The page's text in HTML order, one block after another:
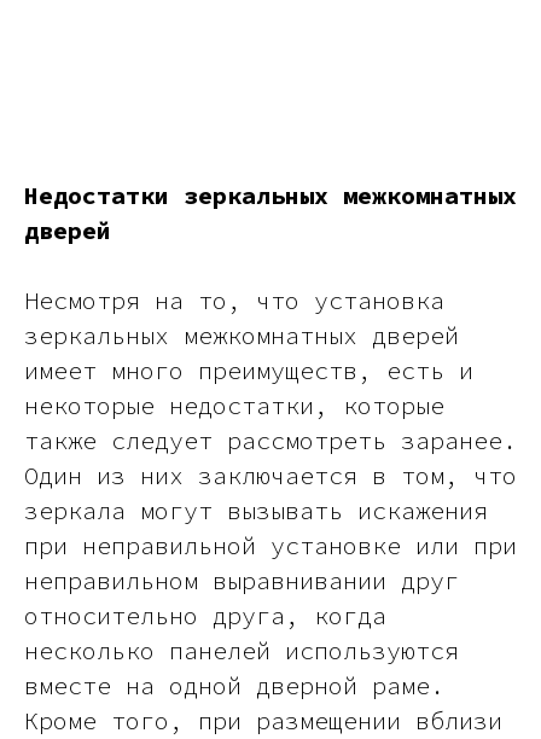
Недостатки зеркальных межкомнатных
дверей
Несмотря на то, что установка
зеркальных межкомнатных дверей
имеет много преимуществ, есть и
некоторые недостатки, которые
также следует рассмотреть заранее.
Один из них заключается в том, что
зеркала могут вызывать искажения
при неправильной установке или при
неправильном выравнивании друг
относительно друга, когда
несколько панелей используются
вместе на одной дверной раме.
Кроме того, при размещении вблизи